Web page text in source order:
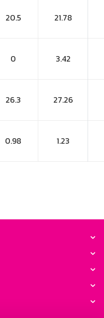
20.5 21.78
0 3.42
26.3 27.26
0.98 1.23